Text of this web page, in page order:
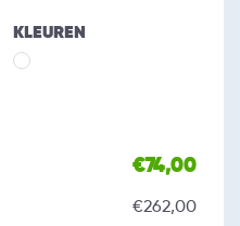
KLEUREN
€74,00
€262,00